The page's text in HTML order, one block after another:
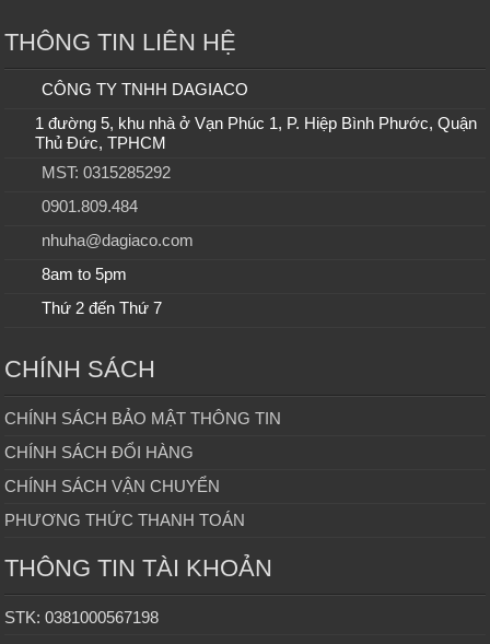
THÔNG TIN LIÊN HỆ
CÔNG TY TNHH DAGIACO
1 đường 5, khu nhà ở Vạn Phúc 1, P. Hiệp Bình Phước, Quận
Thủ Đức, TPHCM
MST: 0315285292
0901.809.484
nhuha@dagiaco.com
8am to 5pm
Thứ 2 đến Thứ 7
CHÍNH SÁCH
CHÍNH SÁCH BẢO MẬT THÔNG TIN
CHÍNH SÁCH ĐỔI HÀNG
CHÍNH SÁCH VẬN CHUYỂN
PHƯƠNG THỨC THANH TOÁN
THÔNG TIN TÀI KHOẢN
STK: 0381000567198